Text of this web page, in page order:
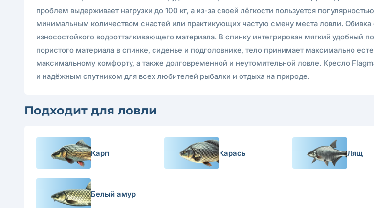
проблем выдерживает нагрузки до 100 кг, а из-за своей лёгкости пользуется
минимальным количеством снастей или практикующих частую смену места ловли. Обивка
износостойкого водоотталкивающего материала. В спинку интегрирован мягкий удобный
пористого материала в спинке, сиденье и подголовнике, тело принимает максимально
максимальному комфорту, а также долговременной и неутомительной ловле. Кресло
и надёжным спутником для всех любителей рыбалки и отдыха на природе.
Подходит для ловли
Карп Карась Лящ
Белый амур